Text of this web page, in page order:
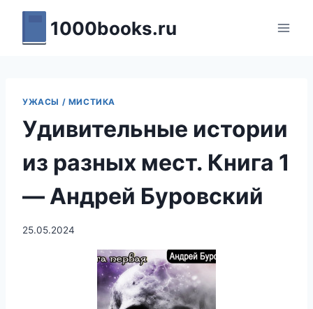
Перейти
содержимому
1000books.ru
УЖАСЫ / МИСТИКА
Удивительные истории
из разных мест. Книга 1
— Андрей Буровский
25.05.2024